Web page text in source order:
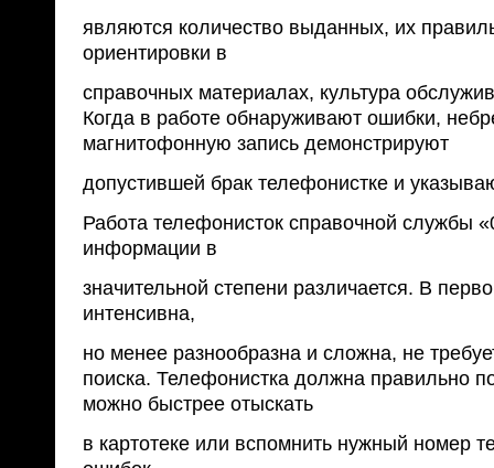
являются количество выданных, их
ориентировки в
справочных материалах, культура
Когда в работе обнаруживают ошибки,
магнитофонную запись демонстрируют
допустившей брак телефонистке и
Работа телефонисток справочной службы
информации в
значительной степени различается. В
интенсивна,
но менее разнообразна и сложна, не
поиска. Телефонистка должна правильно
можно быстрее отыскать
в картотеке или вспомнить нужный номер